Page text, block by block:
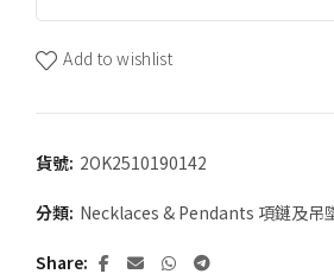
Add to wishlist
貨號: 2OK2510190142
分類: Necklaces & Pendants 項鏈及吊
Share